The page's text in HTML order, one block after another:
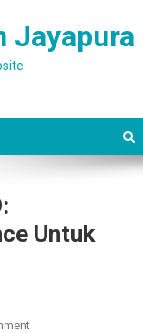
Jayapura
Untuk
On Munas V